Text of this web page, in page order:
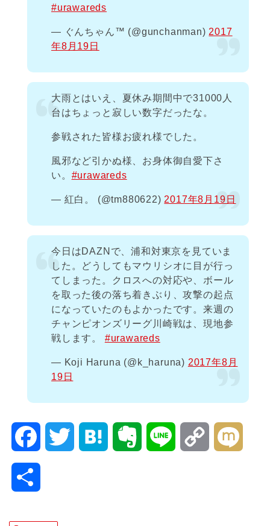
#urawareds
— ぐんちゃん™ (@gunchanman) 2017
年8月19日
大雨とはいえ、夏休み期間中で31000人
台はちょっと寂しい数字だったな。
参戦された皆様お疲れ様でした。
風邪など引かぬ様、お身体御自愛下さ
い。 #urawareds
— 紅白。 (@tm880622) 2017年8月19日
今日はDAZNで、浦和対東京を見ていま
した。どうしてもマウリシオに目が行っ
てしまった。クロスへの対応や、ボール
を取った後の落ち着きぶり、攻撃の起点
になっていたのもよかったです。来週の
チャンピオンズリーグ川崎戦は、現地参
戦します。 #urawareds
— Koji Haruna (@k_haruna) 2017年8月
19日
e